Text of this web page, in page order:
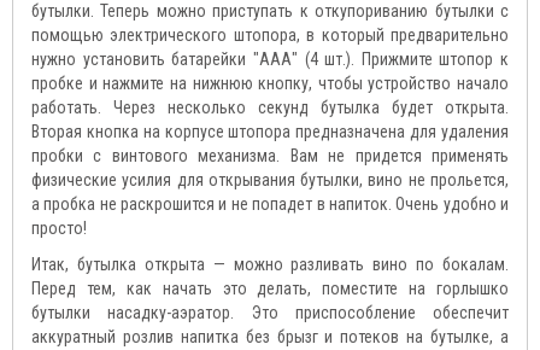
бутылки. Теперь можно приступать к откупориванию бутылки с
помощью электрического штопора, в который предварительно
нужно установить батарейки "ААА" (4 шт.). Прижмите штопор к
пробке и нажмите на нижнюю кнопку, чтобы устройство начало
работать. Через несколько секунд бутылка будет открыта.
Вторая кнопка на корпусе штопора предназначена для удаления
пробки с винтового механизма. Вам не придется применять
физические усилия для открывания бутылки, вино не прольется,
а пробка не раскрошится и не попадет в напиток. Очень удобно и
просто!
Итак, бутылка открыта — можно разливать вино по бокалам.
Перед тем, как начать это делать, поместите на горлышко
бутылки насадку-аэратор. Это приспособление обеспечит
аккуратный розлив напитка без брызг и потеков на бутылке, а